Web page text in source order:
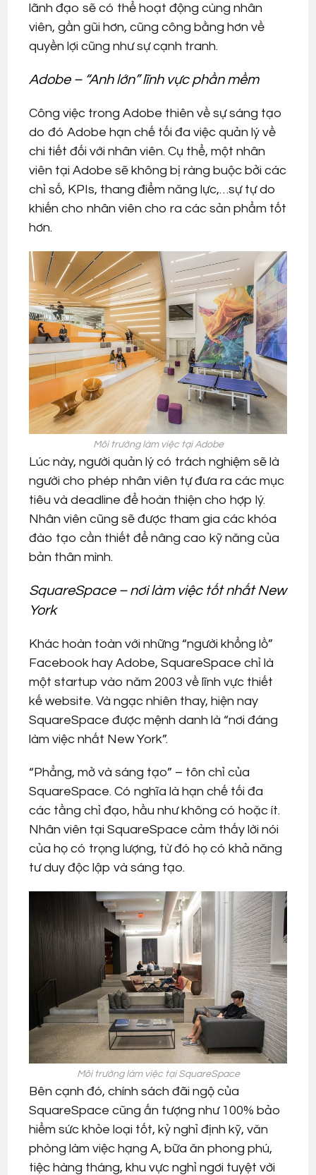
lãnh đạo sẽ có thể hoạt động cùng nhân
viên, gần gũi hơn, cũng công bằng hơn về
quyền lợi cũng như sự cạnh tranh.
Adobe – “Anh lớn” lĩnh vực phần mềm
Công việc trong Adobe thiên về sự sáng tạo
do đó Adobe hạn chế tối đa việc quản lý về
chi tiết đối với nhân viên. Cụ thể, một nhân
viên tại Adobe sẽ không bị ràng buộc bởi các
chỉ số, KPIs, thang điểm năng lực,…sự tự do
khiến cho nhân viên cho ra các sản phẩm tốt
hơn.
Môi trường làm việc tại Adobe
Lúc này, người quản lý có trách nghiệm sẽ là
người cho phép nhân viên tự đưa ra các mục
tiêu và deadline để hoàn thiện cho hợp lý.
Nhân viên cũng sẽ được tham gia các khóa
đào tạo cần thiết để nâng cao kỹ năng của
bản thân mình.
SquareSpace – nơi làm việc tốt nhất New
York
Khác hoàn toàn với những “người khổng lồ”
Facebook hay Adobe, SquareSpace chỉ là
một startup vào năm 2003 về lĩnh vực thiết
kế website. Và ngạc nhiên thay, hiện nay
SquareSpace được mệnh danh là “nơi đáng
làm việc nhất New York”.
“Phẳng, mở và sáng tạo” – tôn chỉ của
SquareSpace. Có nghĩa là hạn chế tối đa
các tầng chỉ đạo, hầu như không có hoặc ít.
Nhân viên tại SquareSpace cảm thấy lời nói
của họ có trọng lượng, từ đó họ có khả năng
tư duy độc lập và sáng tạo.
Môi trường làm việc tại SquareSpace
Bên cạnh đó, chính sách đãi ngộ của
SquareSpace cũng ấn tượng như 100% bảo
hiểm sức khỏe loại tốt, kỷ nghỉ định kỹ, văn
phòng làm việc hạng A, bữa ăn phong phú,
tiệc hàng tháng, khu vực nghỉ ngơi tuyệt vời